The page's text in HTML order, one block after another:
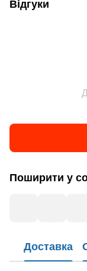
Відгуки
Поширити у
Доставка